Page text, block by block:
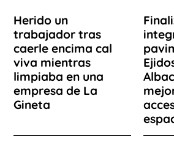
Herido un
trabajador tras
caerle encima cal
viva mientras
limpiaba en una
empresa de La
Gineta